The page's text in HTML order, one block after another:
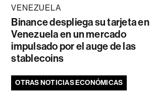
VENEZUELA
Binance despliega su tarjeta en
Venezuela en un mercado
impulsado por el auge de las
stablecoins
OTRAS NOTICIAS ECONÓMICAS